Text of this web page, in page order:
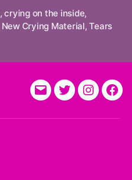
,crying on the inside,
New Crying Material,Tears
E-
Twitter